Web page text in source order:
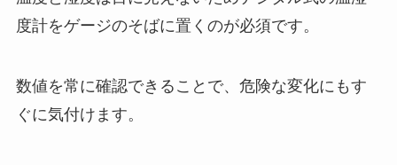
度計をゲージのそばに置くのが必須です。
数値を常に確認できることで、危険な変化にもす
ぐに気付けます。